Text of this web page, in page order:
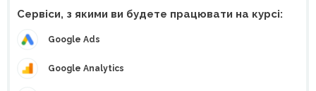
Сервіси, з якими ви будете працювати на курсі:
Google Ads
Google Analytics